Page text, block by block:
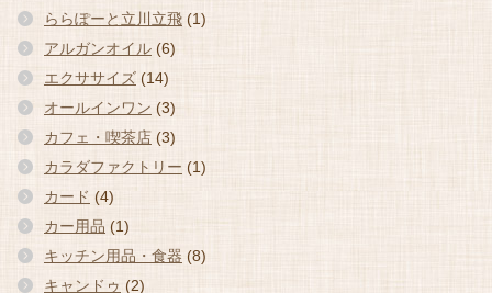
ららぽーと立川立飛 (1)
アルガンオイル (6)
エクササイズ (14)
オールインワン (3)
カフェ・喫茶店 (3)
カラダファクトリー (1)
カード (4)
カー用品 (1)
キッチン用品・食器 (8)
キャンドゥ (2)